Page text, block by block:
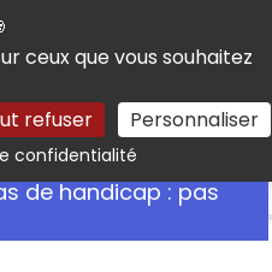
ceux que vous souhaitez
refuser Personnaliser
confidentialitéRechercher
de handicap : pas